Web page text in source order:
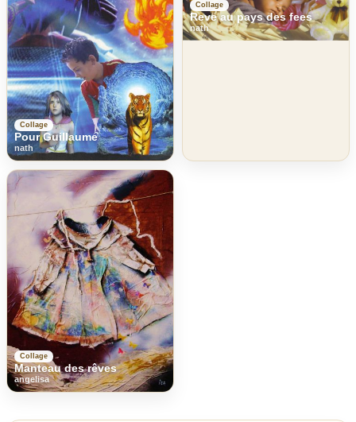
Collage
Pour Guillaume
nath
Collage
Reve au pays des fees
nath
Collage
Manteau des rêves
angelisa